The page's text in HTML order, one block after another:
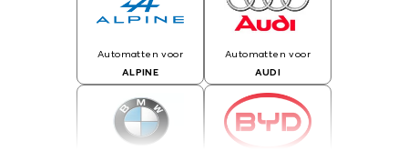
Automatten voor
ALPINE
Automatten voor
AUDI